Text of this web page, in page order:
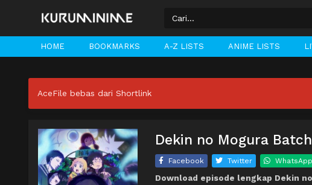
HOME BOOKMARKS A-Z LISTS ANIME LISTS
AceFile bebas dari Shortlink
Dekin no Mogura
Facebook Twitter WhatsApp
Download episode lengkap Dekin